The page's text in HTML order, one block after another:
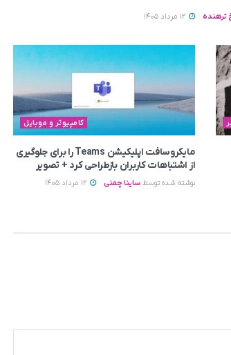
ترهنده
کامپیوتر و موبایل
مایکروسافت اپلیکیشن Teams را برای جلوگیری
از اشتباهات کاربران بازطراحی کرد + تصویر
نوشته شده توسط ساینا چمنی